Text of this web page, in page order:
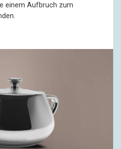
einem Aufbruch zum